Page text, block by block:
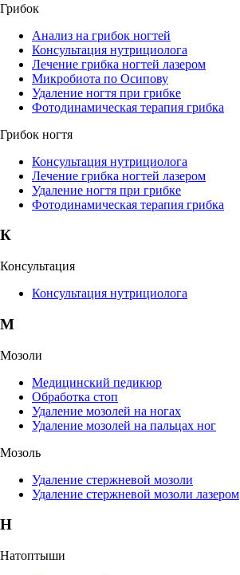
Грибок
Анализ на грибок ногтей
Консультация нутрициолога
Лечение грибка ногтей лазером
Микробиота по Осипову
Удаление ногтя при грибке
Фотодинамическая терапия грибка
Грибок ногтя
Консультация нутрициолога
Лечение грибка ногтей лазером
Удаление ногтя при грибке
Фотодинамическая терапия грибка
К
Консультация
Консультация нутрициолога
М
Мозоли
Медицинский педикюр
Обработка стоп
Удаление мозолей на ногах
Удаление мозолей на пальцах ног
Мозоль
Удаление стержневой мозоли
Удаление стержневой мозоли лазером
Н
Натоптыши